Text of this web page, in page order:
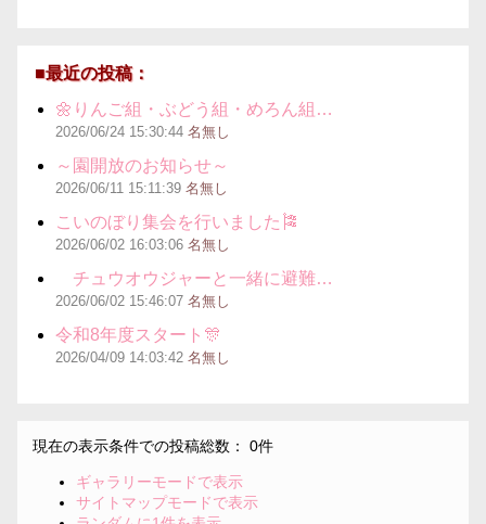
■最近の投稿：
🌼りんご組・ぶどう組・めろん組…
2026/06/24 15:30:44 名無し
～園開放のお知らせ～
2026/06/11 15:11:39 名無し
こいのぼり集会を行いました🎏
2026/06/02 16:03:06 名無し
チュウオウジャーと一緒に避難…
2026/06/02 15:46:07 名無し
令和8年度スタート🎊
2026/04/09 14:03:42 名無し
現在の表示条件での投稿総数： 0件
ギャラリーモードで表示
サイトマップモードで表示